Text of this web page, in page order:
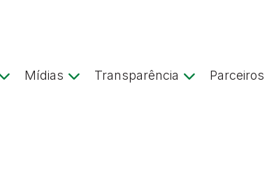
Mídias Transparência Parceiros